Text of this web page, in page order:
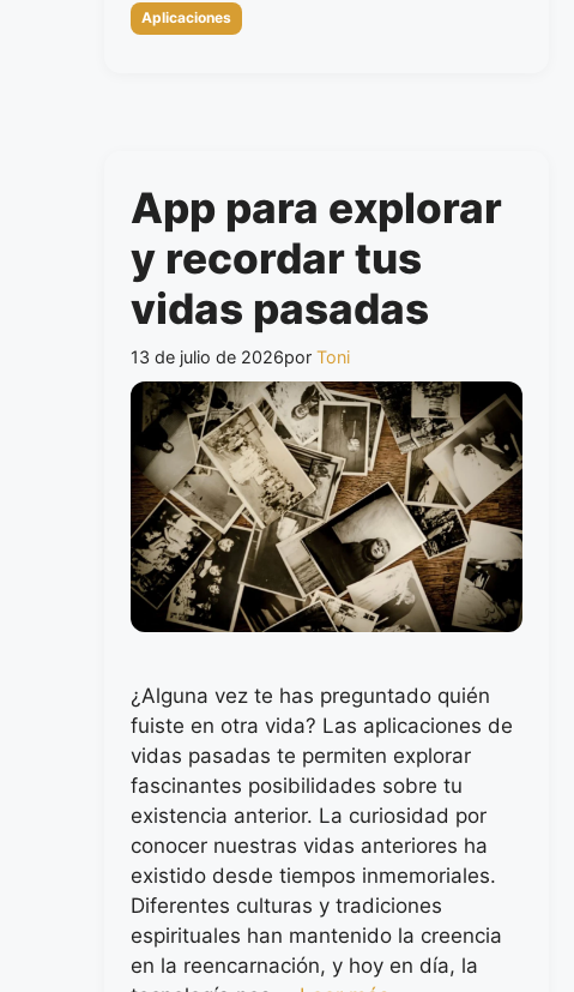
Categorías
Aplicaciones
App para explorar
y recordar tus
vidas pasadas
13 de julio de 2026por Toni
¿Alguna vez te has preguntado quién
fuiste en otra vida? Las aplicaciones de
vidas pasadas te permiten explorar
fascinantes posibilidades sobre tu
existencia anterior. La curiosidad por
conocer nuestras vidas anteriores ha
existido desde tiempos inmemoriales.
Diferentes culturas y tradiciones
espirituales han mantenido la creencia
en la reencarnación, y hoy en día, la